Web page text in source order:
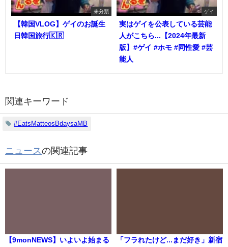
未分類
【韓国VLOG】ゲイのお誕生
日韓国旅行🇰🇷
ゲイ
実はゲイを公表している芸能
人がこちら...【2024年最新
版】#ゲイ #ホモ #同性愛 #芸
能人
関連キーワード
#EatsMatteosBdaysaMB
ニュースの関連記事
【9monNEWS】いよいよ始まる
「フラれたけど...まだ好き」新宿